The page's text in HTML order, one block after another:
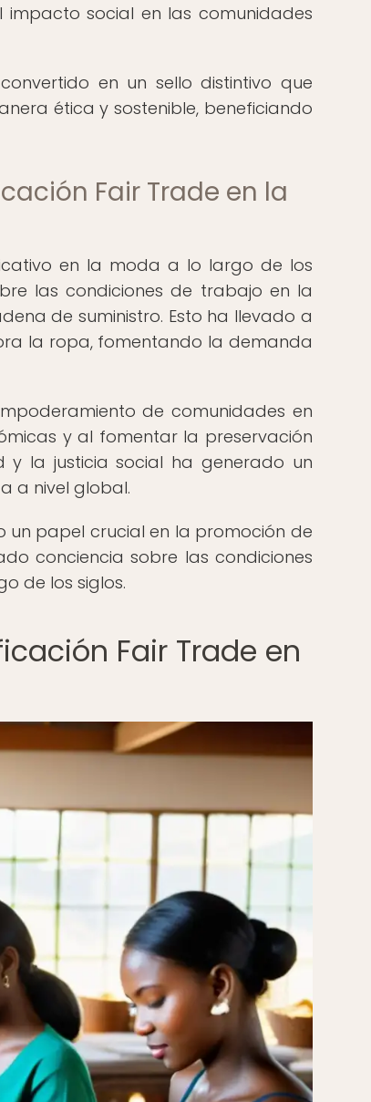
social en las comunidades
en un sello distintivo que
ética y sostenible, beneficiando
Fair Trade en la
en la moda a lo largo de los
las condiciones de trabajo en la
de suministro. Esto ha llevado a
la ropa, fomentando la demanda
de comunidades en
y al fomentar la preservación
y la justicia social ha generado un
a nivel global.
un papel crucial en la promoción de
conciencia sobre las condiciones
de los siglos.
Fair Trade en